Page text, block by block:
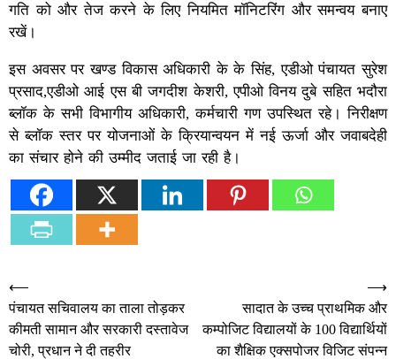
गति को और तेज करने के लिए नियमित मॉनिटरिंग और समन्वय बनाए
रखें।
इस अवसर पर खण्ड विकास अधिकारी के के सिंह, एडीओ पंचायत सुरेश
प्रसाद,एडीओ आई एस बी जगदीश केशरी, एपीओ विनय दुबे सहित भदौरा
ब्लॉक के सभी विभागीय अधिकारी, कर्मचारी गण उपस्थित रहे। निरीक्षण
से ब्लॉक स्तर पर योजनाओं के क्रियान्वयन में नई ऊर्जा और जवाबदेही
का संचार होने की उम्मीद जताई जा रही है।
Post
navigation
⟵
पंचायत सचिवालय का ताला तोड़कर
कीमती सामान और सरकारी दस्तावेज
चोरी, प्रधान ने दी तहरीर
सादात के उच्च प्राथमिक और
कम्पोजिट विद्यालयों के 100 विद्यार्थियों
का शैक्षिक एक्सपोजर विजिट संपन्न
⟶